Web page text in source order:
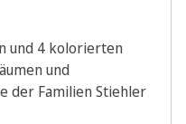
und 4 kolorierten
und
der Familien Stiehler